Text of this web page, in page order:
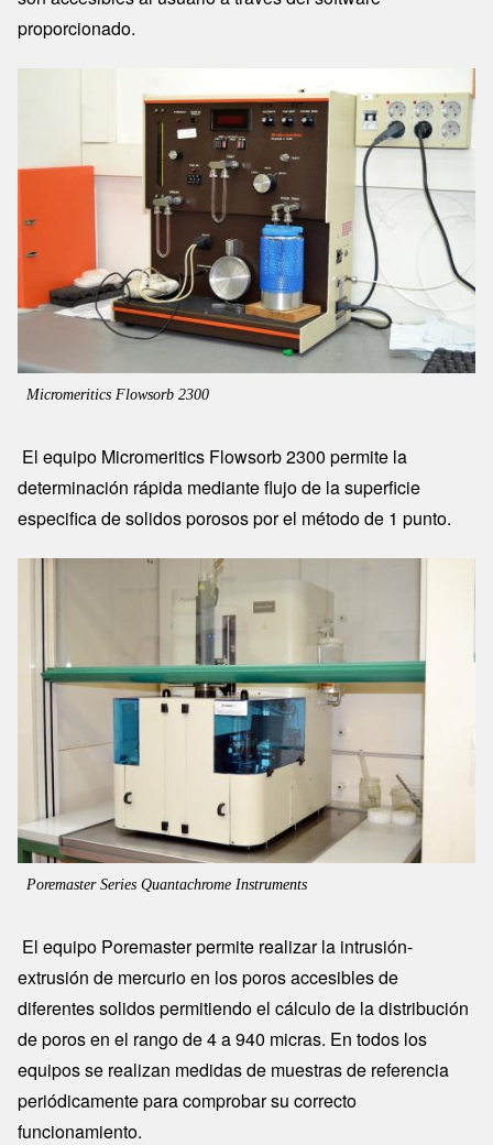
proporcionado.
Micromeritics Flowsorb 2300
El equipo Micromeritics Flowsorb 2300 permite la
determinación rápida mediante flujo de la superficie
especifica de solidos porosos por el método de 1 punto.
Poremaster Series Quantachrome Instruments
El equipo Poremaster permite realizar la intrusión-
extrusión de mercurio en los poros accesibles de
diferentes solidos permitiendo el cálculo de la distribución
de poros en el rango de 4 a 940 micras. En todos los
equipos se realizan medidas de muestras de referencia
periódicamente para comprobar su correcto
funcionamiento.